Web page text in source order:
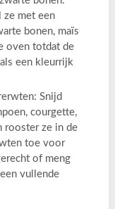
ze met een
bonen, maïs
oven totdat de
een kleurrijk
Snijd
courgette,
rooster ze in de
toe voor
of meng
vullende